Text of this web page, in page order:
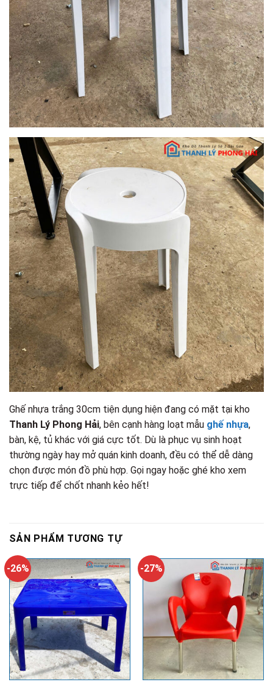
Ghế nhựa trắng 30cm tiện dụng hiện đang có mặt tại kho
Thanh Lý Phong Hải, bên cạnh hàng loạt mẫu ghế nhựa,
bàn, kệ, tủ khác với giá cực tốt. Dù là phục vụ sinh hoạt
thường ngày hay mở quán kinh doanh, đều có thể dễ dàng
chọn được món đồ phù hợp. Gọi ngay hoặc ghé kho xem
trực tiếp để chốt nhanh kẻo hết!
SẢN PHẨM TƯƠNG TỰ
-26% -27%